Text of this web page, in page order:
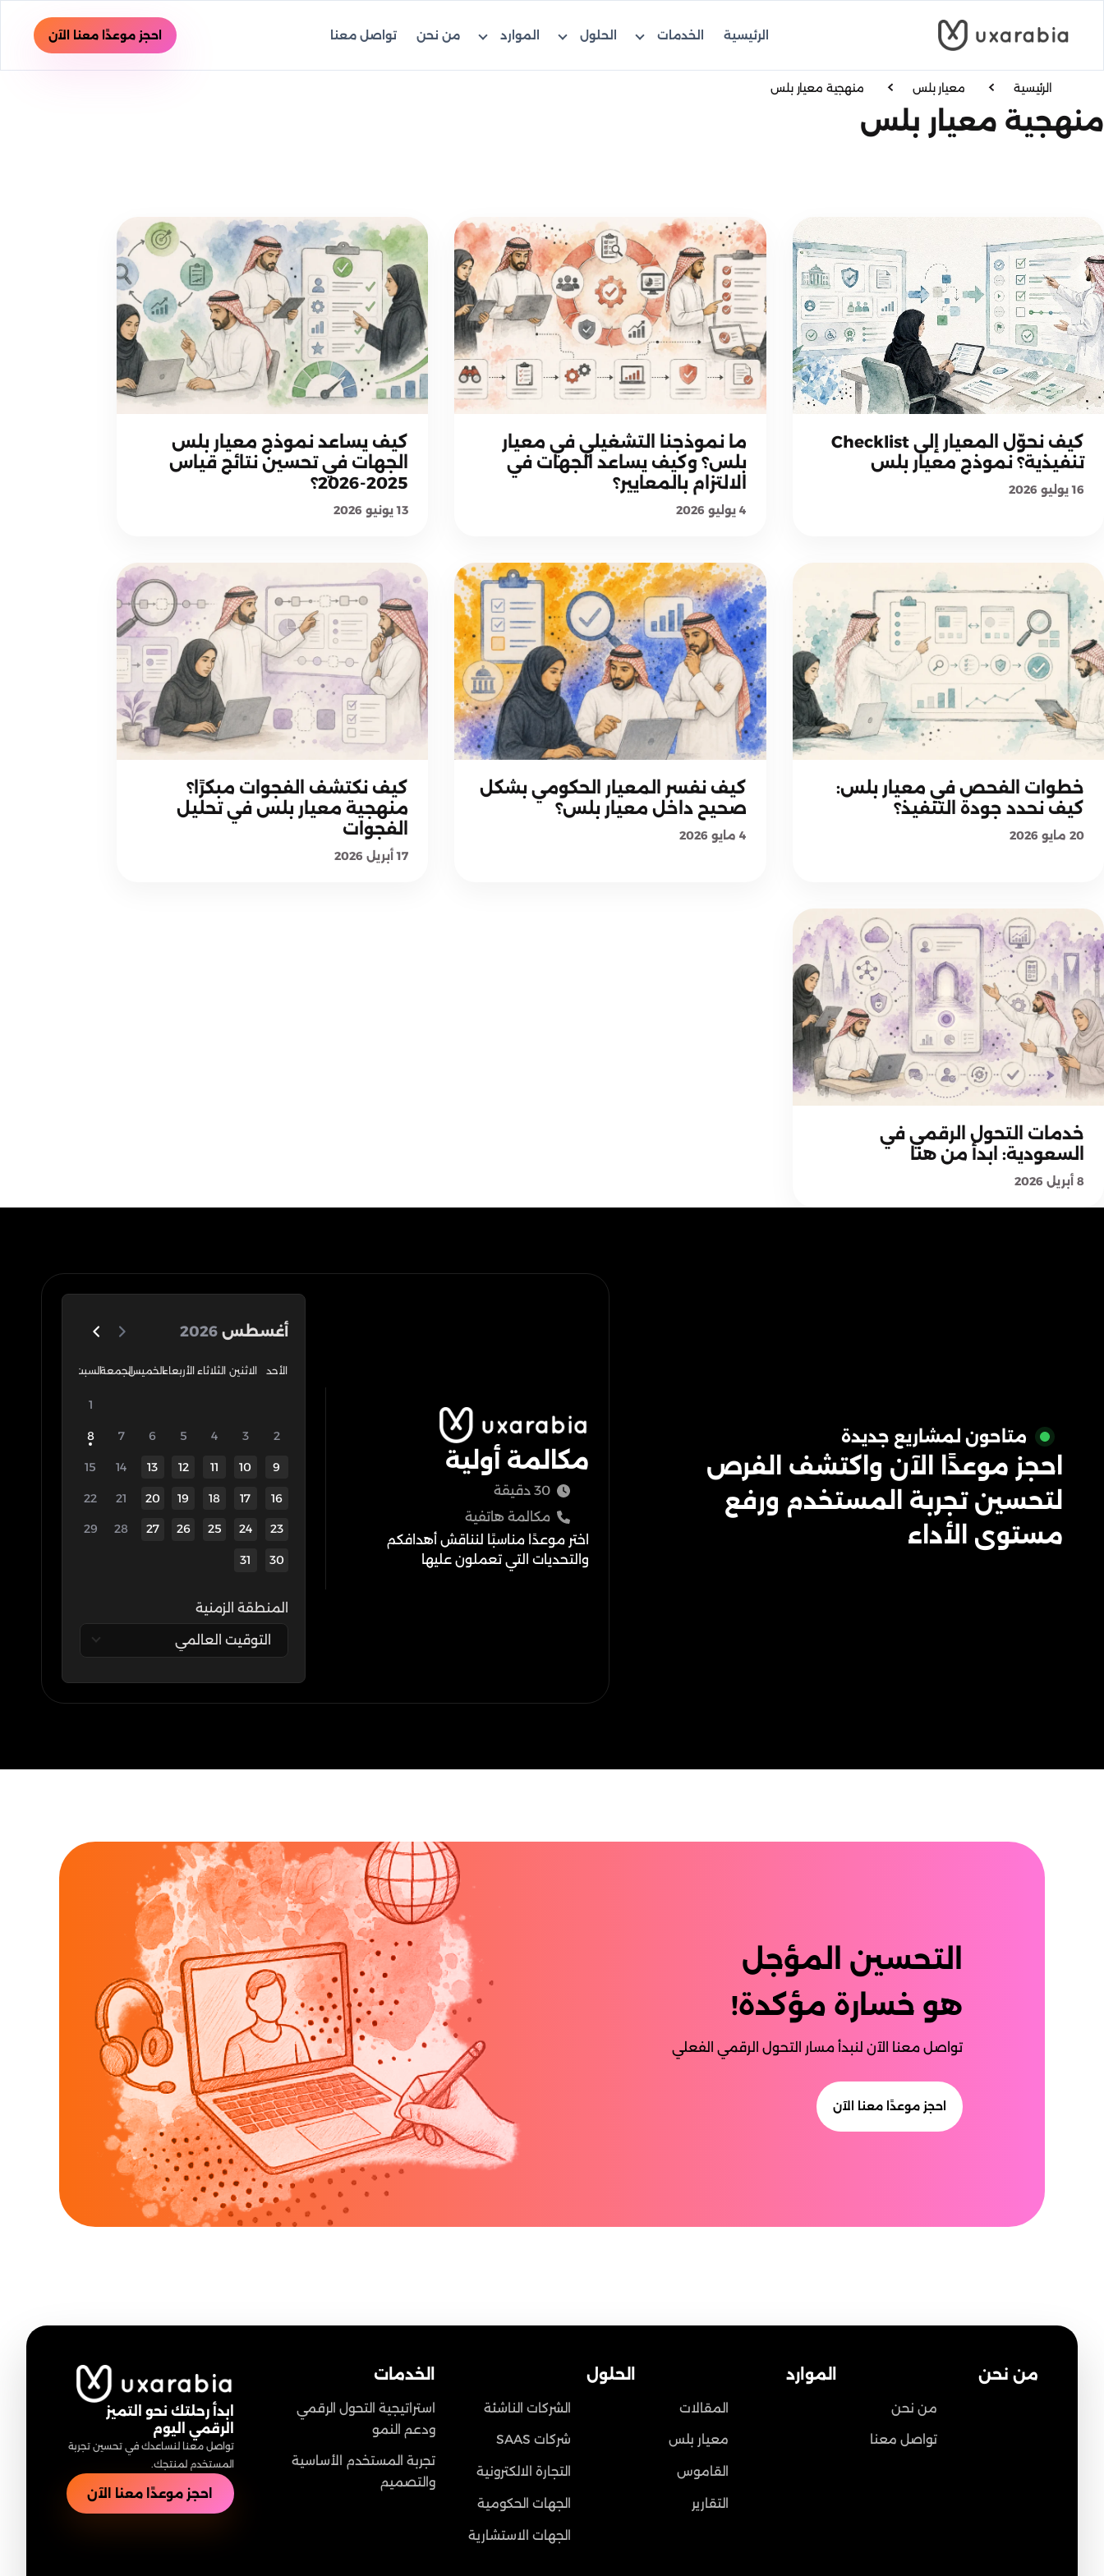
الرئيسية الخدمات الحلول الموارد من نحن تواصل معنا احجز موعدًا معنا الآن
الرئيسية معيار بلس منهجية معيار بلس
منهجية معيار بلس
كيف نحوّل المعيار إلى Checklist
تنفيذية؟ نموذج معيار بلس
16 يوليو 2026
ما نموذجنا التشغيلي في معيار
بلس؟ وكيف يساعد الجهات في
الالتزام بالمعايير؟
4 يوليو 2026
كيف يساعد نموذج معيار بلس
الجهات في تحسين نتائج قياس
2025-2026؟
13 يونيو 2026
خطوات الفحص في معيار بلس:
كيف نحدد جودة التنفيذ؟
20 مايو 2026
كيف نفسر المعيار الحكومي بشكل
صحيح داخل معيار بلس؟
4 مايو 2026
كيف نكتشف الفجوات مبكرًا؟
منهجية معيار بلس في تحليل
الفجوات
17 أبريل 2026
خدمات التحول الرقمي في
السعودية: ابدأ من هنا
8 أبريل 2026
متاحون لمشاريع جديدة
احجز موعدًا الآن واكتشف الفرص
لتحسين تجربة المستخدم ورفع
مستوى الأداء
مكالمة أولية
30 دقيقة
مكالمة هاتفية
اختر موعدًا مناسبًا لنناقش أهدافكم
والتحديات التي تعملون عليها
أغسطس 2026
الأحد الاثنين الثلاثاء الأربعاءالخميسالجمعةالسبت
1
2
3
4
5
6
7
8
9
10
11
12
13
14
15
16
17
18
19
20
21
22
23
24
25
26
27
28
29
30
31
المنطقة الزمنية
التوقيت العالمي
التحسين المؤجل
هو خسارة مؤكدة!
تواصل معنا الآن لنبدأ مسار التحول الرقمي الفعلي
احجز موعدًا معنا الآن
ابدأ رحلتك نحو التميز
الرقمي اليوم
تواصل معنا لنساعدك في تحسين تجربة
المستخدم لمنتجك.
احجز موعدًا معنا الآن
الخدمات
استراتيجية التحول الرقمي
ودعم النمو
تجربة المستخدم الأساسية
والتصميم
الحلول
الشركات الناشئة
شركات SAAS
التجارة الالكترونية
الجهات الحكومية
الجهات الاستشارية
الموارد
المقالات
معيار بلس
القاموس
التقارير
من نحن
من نحن
تواصل معنا